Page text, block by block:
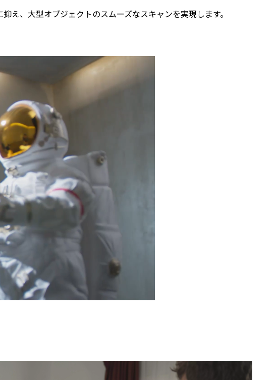
え、大型オブジェクトのスムーズなスキャンを実現します。